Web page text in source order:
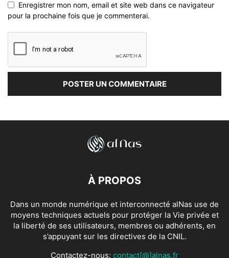
Enregistrer mon nom, email et site web dans ce navigateur
pour la prochaine fois que je commenterai.
À PROPOS
Dans un monde numérique et interconnecté alNas use de
moyens techniques actuels pour protéger la Vie privée et
la liberté de ses utilisateurs, membres ou adhérents, en
s’appuyant sur les directives de la CNIL.
Contactez-nous: contact[@]alnas.fr